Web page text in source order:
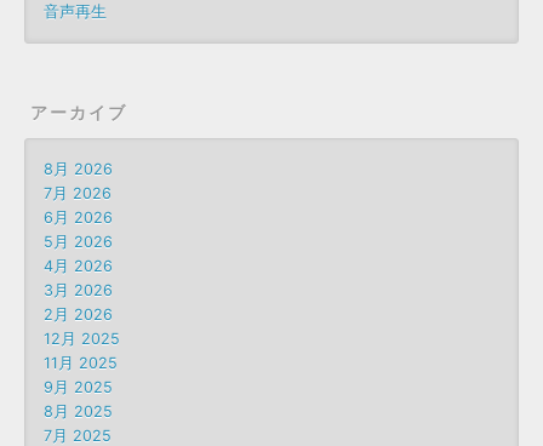
音声再生
アーカイブ
8月 2026
7月 2026
6月 2026
5月 2026
4月 2026
3月 2026
2月 2026
12月 2025
11月 2025
9月 2025
8月 2025
7月 2025